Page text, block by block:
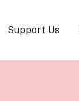
Support Us